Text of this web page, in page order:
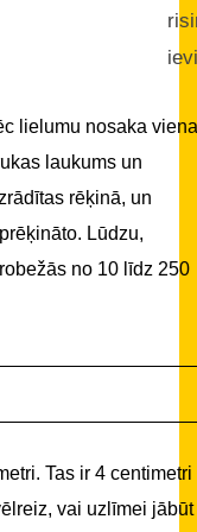
lielumu nosaka
laukums un
rēķinā, un
Lūdzu,
no 10 līdz 250
Tas ir 4 centimetri
vai uzlīmei jābūt